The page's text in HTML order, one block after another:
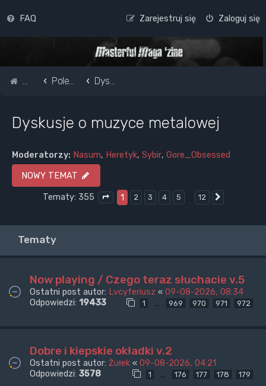
FAQ Zaloguj się
Zarejestruj się
Strona główna
Pole do popisu... Dyskusje o muzyce metalowej
Dyskusje o muzyce metalowej
Moderatorzy: Nasum, Heretyk, Sybir, Gore_Obsessed
NOWY TEMAT
Tematy: 355
Strona1 z12
1 2 3 4 5 … 12
Tematy
Now playing / Czego teraz słuchacie v.5
Ostatni post autor: Lvcyferiusz « 09-08-2026, 08:34
Odpowiedzi: 19433 1 … 969 970 971 972
Dobre i kiepskie okładki v.2
Ostatni post autor: Żułek « 09-08-2026, 04:21
Odpowiedzi: 3578 1 … 176 177 178 179